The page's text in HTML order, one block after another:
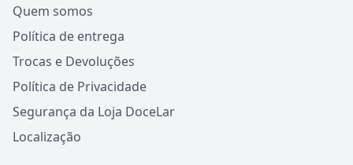
Quem somos
Política de entrega
Trocas e Devoluções
Política de Privacidade
Segurança da Loja DoceLar
Localização